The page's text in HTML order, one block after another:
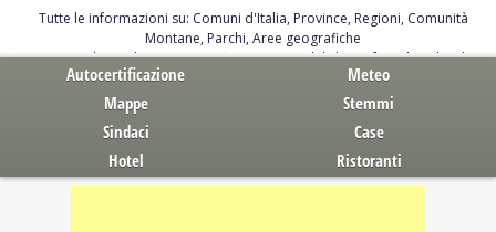
Tutte le informazioni su: Comuni d'Italia, Province, Regioni, Comunità
Montane, Parchi, Aree geografiche
Servizi al Cittadino. Autocertificazione, moduli, leggi, free download
Autocertificazione
Meteo
Mappe
Stemmi
Sindaci
Case
Hotel
Ristoranti